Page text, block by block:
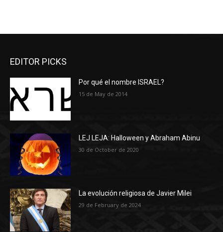
EDITOR PICKS
Por qué el nombre ISRAEL?
15 de May de 2014
LEJ LEJA: Halloween y Abraham Abinu
30 de October de 2020
La evolución religiosa de Javier Milei
29 de February de 2024